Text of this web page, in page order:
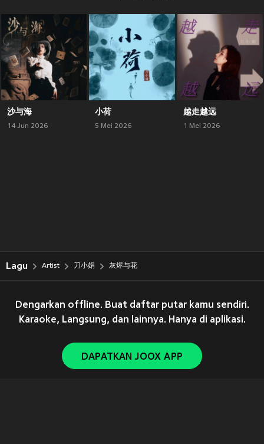
沙与海
14 Jun 2026
小荷
5 Mei 2026
越走越远
1 Mei 2026
Lagu Artist 刀小娟 灰烬与花
Dengarkan offline. Buat daftar putar kamu sendiri.
Karaoke, Langsung, dan lainnya. Hanya di aplikasi.
DAPATKAN JOOX APP